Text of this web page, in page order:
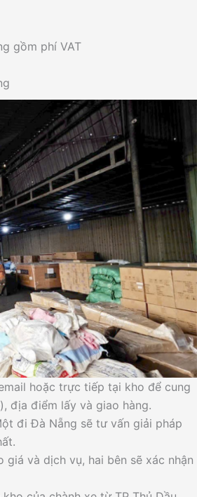
gồm phí VAT
hoặc trực tiếp tại kho để cung
địa điểm lấy và giao hàng.
đi Đà Nẵng sẽ tư vấn giải pháp
giá và dịch vụ, hai bên sẽ xác nhận